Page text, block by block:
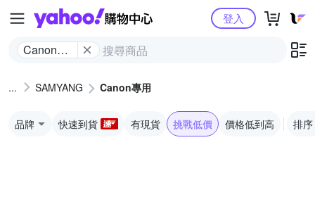
Yahoo購物中心
Canon專
登入
SAMYANG Canon專用
品牌 快速到貨 有現貨 挑戰低價 價格低到高 排序